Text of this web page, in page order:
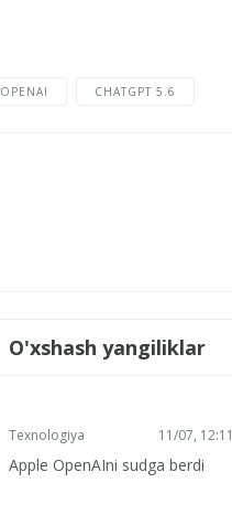
OPENAI CHATGPT 5.6
O'xshash yangiliklar
Texnologiya 11/07, 12:11
Apple OpenAIni sudga berdi